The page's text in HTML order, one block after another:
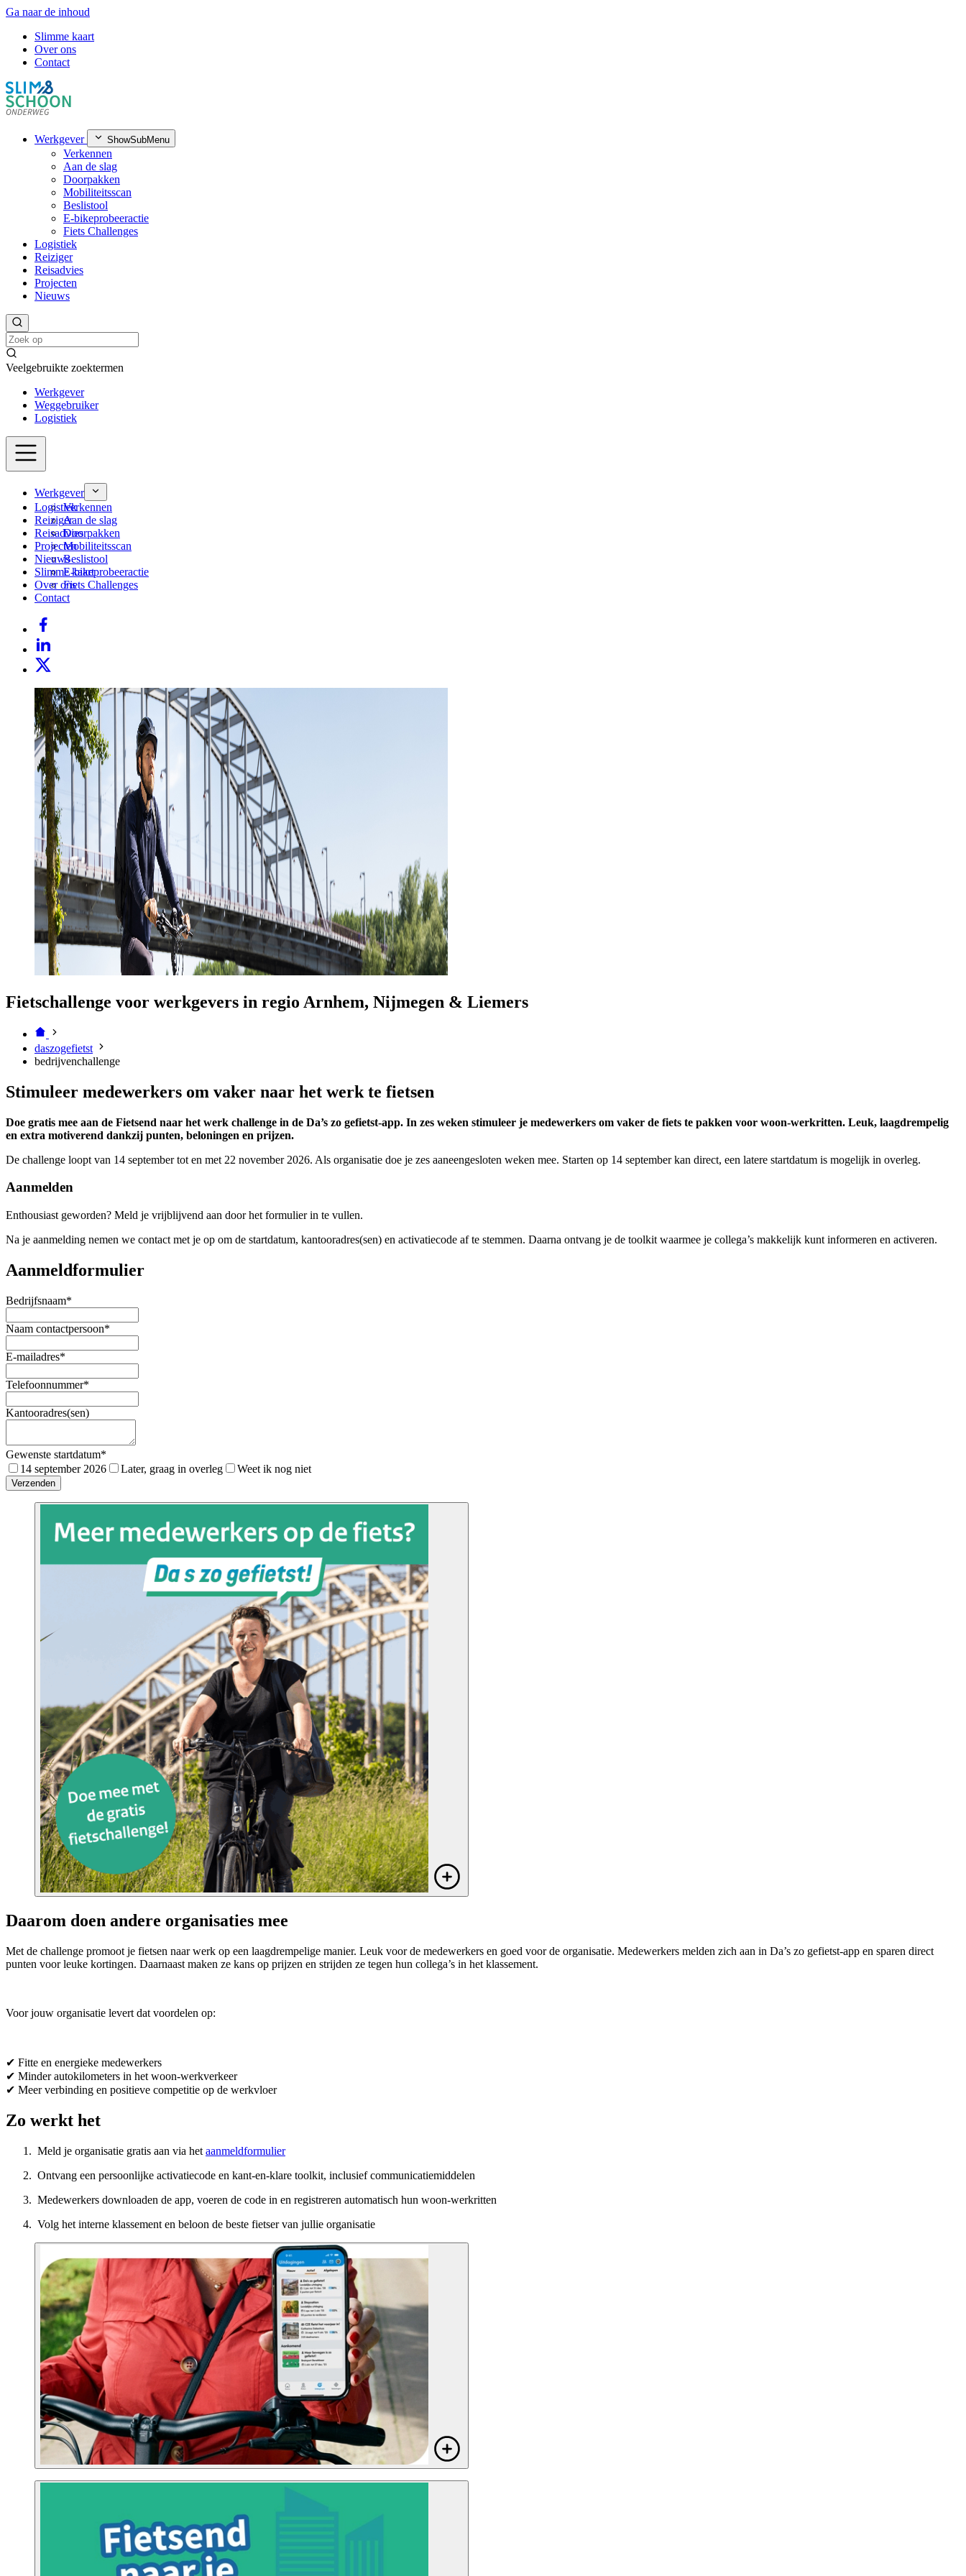
Ga naar de inhoud
Slimme kaart
Over ons
Contact
Werkgever ShowSubMenu
Verkennen
Aan de slag
Doorpakken
Mobiliteitsscan
Beslistool
E-bikeprobeeractie
Fiets Challenges
Logistiek
Reiziger
Reisadvies
Projecten
Nieuws
Veelgebruikte zoektermen
Werkgever
Weggebruiker
Logistiek
Werkgever
Verkennen
Aan de slag
Doorpakken
Mobiliteitsscan
Beslistool
E-bikeprobeeractie
Fiets Challenges
Logistiek
Reiziger
Reisadvies
Projecten
Nieuws
Slimme kaart
Over ons
Contact
Fietschallenge voor werkgevers in regio Arnhem, Nijmegen & Liemers
daszogefietst
bedrijvenchallenge
Stimuleer medewerkers om vaker naar het werk te fietsen
Doe gratis mee aan de Fietsend naar het werk challenge in de Da’s zo gefietst-app. In zes weken stimuleer je medewerkers om vaker de fiets te pakken voor woon-werkritten. Leuk, laagdrempelig
en extra motiverend dankzij punten, beloningen en prijzen.
De challenge loopt van 14 september tot en met 22 november 2026. Als organisatie doe je zes aaneengesloten weken mee. Starten op 14 september kan direct, een latere startdatum is mogelijk in overleg.
Aanmelden
Enthousiast geworden? Meld je vrijblijvend aan door het formulier in te vullen.
Na je aanmelding nemen we contact met je op om de startdatum, kantooradres(sen) en activatiecode af te stemmen. Daarna ontvang je de toolkit waarmee je collega’s makkelijk kunt informeren en activeren.
Aanmeldformulier
Bedrijfsnaam*
Naam contactpersoon*
E-mailadres*
Telefoonnummer*
Kantooradres(sen)
Gewenste startdatum*
14 september 2026
Later, graag in overleg Weet ik nog niet
Verzenden
Daarom doen andere organisaties mee
Met de challenge promoot je fietsen naar werk op een laagdrempelige manier. Leuk voor de medewerkers en goed voor de organisatie. Medewerkers melden zich aan in Da’s zo gefietst-app en sparen direct
punten voor leuke kortingen. Daarnaast maken ze kans op prijzen en strijden ze tegen hun collega’s in het klassement.
Voor jouw organisatie levert dat voordelen op:
✔ Fitte en energieke medewerkers
✔ Minder autokilometers in het woon-werkverkeer
✔ Meer verbinding en positieve competitie op de werkvloer
Zo werkt het
1. Meld je organisatie gratis aan via het aanmeldformulier
2. Ontvang een persoonlijke activatiecode en kant-en-klare toolkit, inclusief communicatiemiddelen
3. Medewerkers downloaden de app, voeren de code in en registreren automatisch hun woon-werkritten
4. Volg het interne klassement en beloon de beste fietser van jullie organisatie